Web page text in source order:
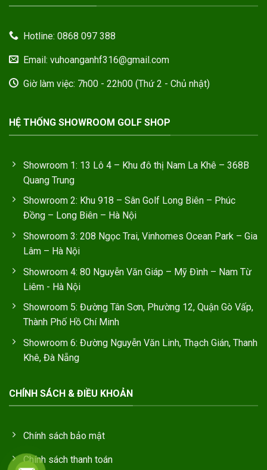
Hotline: 0868 097 388
Email: vuhoanganhf316@gmail.com
Giờ làm việc: 7h00 - 22h00 (Thứ 2 - Chủ nhật)
HỆ THỐNG SHOWROOM GOLF SHOP
Showroom 1: 13 Lô 4 – Khu đô thị Nam La Khê – 368B
Quang Trung
Showroom 2: Khu 918 – Sân Golf Long Biên – Phúc
Đồng – Long Biên – Hà Nội
Showroom 3: 208 Ngọc Trai, Vinhomes Ocean Park – Gia
Lâm – Hà Nội
Showroom 4: 80 Nguyễn Văn Giáp – Mỹ Đình – Nam Từ
Liêm - Hà Nội
Showroom 5: Đường Tân Sơn, Phường 12, Quận Gò Vấp,
Thành Phố Hồ Chí Minh
Showroom 6: Đường Nguyễn Văn Linh, Thạch Gián, Thanh
Khê, Đà Nẵng
CHÍNH SÁCH & ĐIỀU KHOẢN
Chính sách bảo mật
Chính sách thanh toán